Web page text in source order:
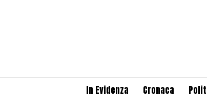
In Evidenza Cronaca